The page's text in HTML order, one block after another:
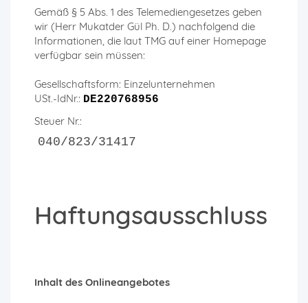
Gemäß § 5 Abs. 1 des Telemediengesetzes geben
wir (Herr Mukatder Gül Ph. D.) nachfolgend die
Informationen, die laut TMG auf einer Homepage
verfügbar sein müssen:
Gesellschaftsform: Einzelunternehmen
USt.-IdNr.: DE220768956
Steuer Nr.:
040/823/31417
Haftungsausschluss
Inhalt des Onlineangebotes